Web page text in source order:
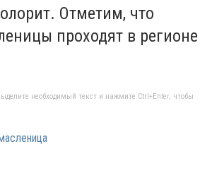
Отметим, что
проходят в регионе
необходимый текст и нажмите Ctrl+Enter, чтобы